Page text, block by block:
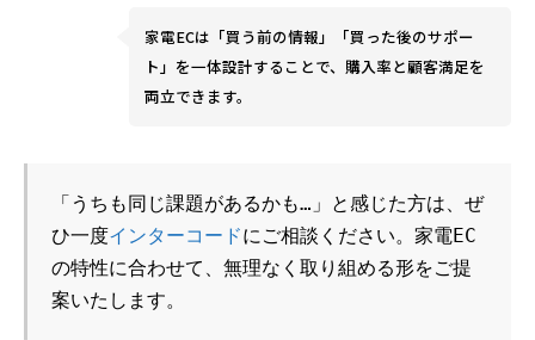
家電ECは「買う前の情報」「買った後のサポー
ト」を一体設計することで、購入率と顧客満足を
両立できます。
「うちも同じ課題があるかも…」と感じた方は、ぜ
ひ一度インターコードにご相談ください。家電EC
の特性に合わせて、無理なく取り組める形をご提
案いたします。